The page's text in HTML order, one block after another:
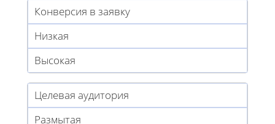
Конверсия в заявку
Низкая
Высокая
Целевая аудитория
Размытая